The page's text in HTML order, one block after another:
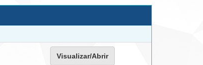
Visualizar/Abrir